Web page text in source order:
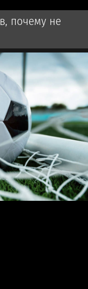
почему не